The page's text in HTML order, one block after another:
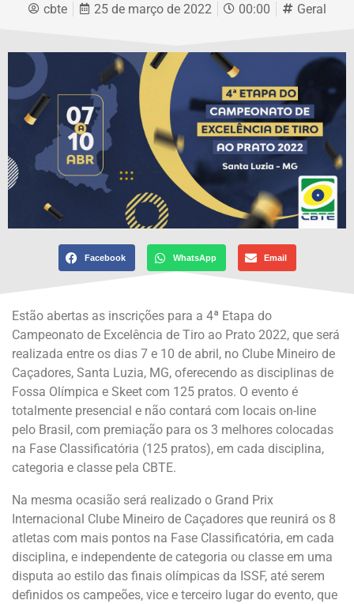
cbte 25 de março de 2022 00:00 Geral
Facebook WhatsApp Email
Estão abertas as inscrições para a 4ª Etapa do
Campeonato de Excelência de Tiro ao Prato 2022, que será
realizada entre os dias 7 e 10 de abril, no Clube Mineiro de
Caçadores, Santa Luzia, MG, oferecendo as disciplinas de
Fossa Olímpica e Skeet com 125 pratos. O evento é
totalmente presencial e não contará com locais on-line
pelo Brasil, com premiação para os 3 melhores colocadas
na Fase Classificatória (125 pratos), em cada disciplina,
categoria e classe pela CBTE.
Na mesma ocasião será realizado o Grand Prix
Internacional Clube Mineiro de Caçadores que reunirá os 8
atletas com mais pontos na Fase Classificatória, em cada
disciplina, e independente de categoria ou classe em uma
disputa ao estilo das finais olímpicas da ISSF, até serem
definidos os campeões, vice e terceiro lugar do evento, que